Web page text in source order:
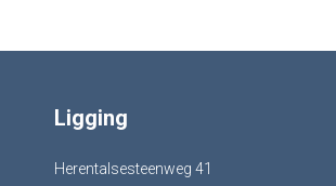
Ligging
Herentalsesteenweg 41